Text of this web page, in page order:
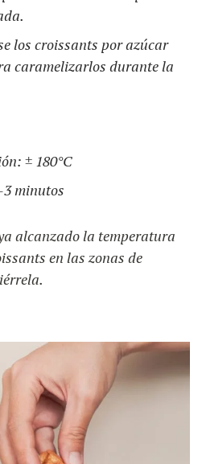
los croissants por azúcar
caramelizarlos durante la
± 180°C
minutos
alcanzado la temperatura
en las zonas de